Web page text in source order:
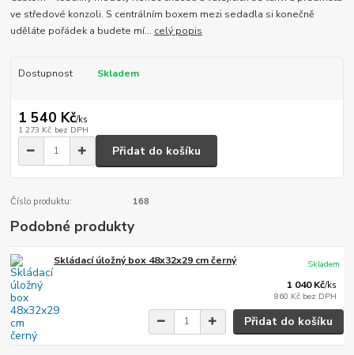
ve středové konzoli. S centrálním boxem mezi sedadla si konečně
uděláte pořádek a budete mí... celý popis
Dostupnost Skladem
1 540 Kč/ks
1 273 Kč bez DPH
Přidat do košíku
Číslo produktu: 168
Podobné produkty
Skládací úložný box 48x32x29 cm černý
1 040 Kč/ks
860 Kč bez DPH
Skladem
Přidat do košíku